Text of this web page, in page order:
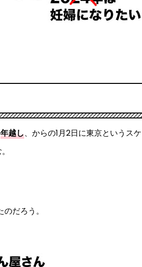
年越し、からの1月2日に東京というスケ
だろう。